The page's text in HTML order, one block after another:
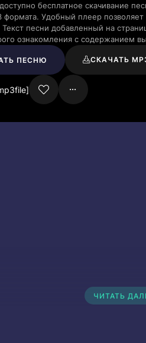
бесплатное скачивание
формата. Удобный плеер
Текст песни добавленный на
ознакомления с содержанием
ПЕСНЮ СКАЧАТЬ
ЧИТАТЬ